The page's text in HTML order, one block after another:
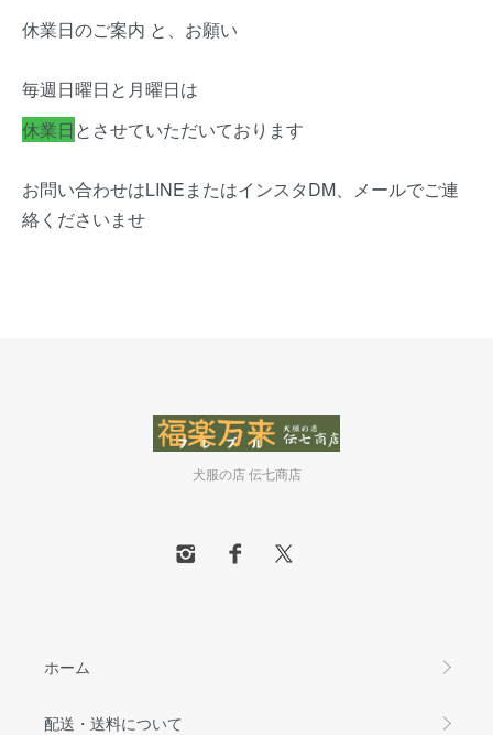
休業日のご案内 と、お願い
毎週日曜日と月曜日は
休業日 とさせていただいております
お問い合わせはLINEまたはインスタDM、メールでご連
絡くださいませ
犬服の店 伝七商店
ホーム
配送・送料について